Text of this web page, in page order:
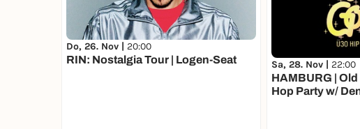
Do, 26. Nov | 20:00
RIN: Nostalgia Tour | Logen-Seat
Sa, 28. Nov | 22:00
HAMBURG |
Hop Party w/